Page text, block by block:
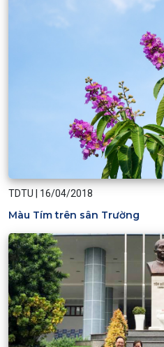
TDTU 16/04/2018
Màu Tím trên sân Trường